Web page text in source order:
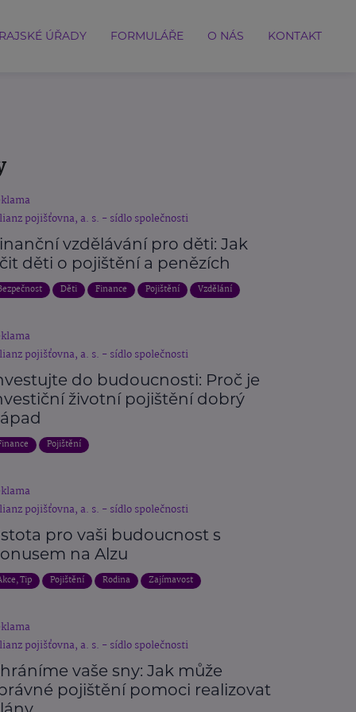
ÚŘADY FORMULÁŘE O NÁS KONTAKT
pojišťovna, a. s. - sídlo společnosti
vzdělávání pro děti: Jak
děti o pojištění a penězích
Děti Finance Pojištění Vzdělání
pojišťovna, a. s. - sídlo společnosti
do budoucnosti: Proč je
životní pojištění dobrý
Pojištění
pojišťovna, a. s. - sídlo společnosti
pro vaši budoucnost s
na Alzu
Tip Pojištění Rodina Zajímavost
pojišťovna, a. s. - sídlo společnosti
vaše sny: Jak může
pojištění pomoci realizovat